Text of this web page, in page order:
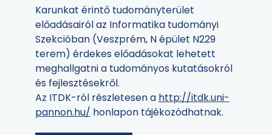
Karunkat érintő tudományterület
előadásairól az Informatika tudományi
Szekcióban (Veszprém, N épület N229
terem) érdekes előadásokat lehetett
meghallgatni a tudományos kutatásokról
és fejlesztésekről.
Az ITDK-ról részletesen a http://itdk.uni-
pannon.hu/ honlapon tájékozódhatnak.